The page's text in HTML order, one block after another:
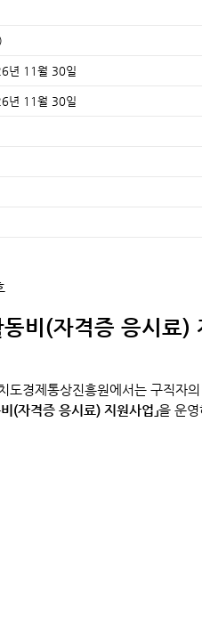
년 11월 30일
년 11월 30일
비(자격증 응시료)
도경제통상진흥원에서는 구직자
(자격증 응시료) 지원사업」을 운